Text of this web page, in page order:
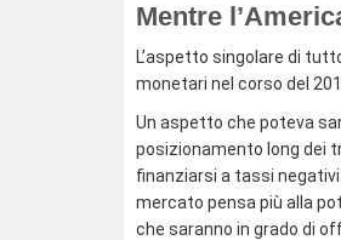
Mentre
L’aspetto singolare di
monetari nel corso del
Un aspetto che poteva
posizionamento long dei
finanziarsi a tassi
mercato pensa più alla
che saranno in grado di